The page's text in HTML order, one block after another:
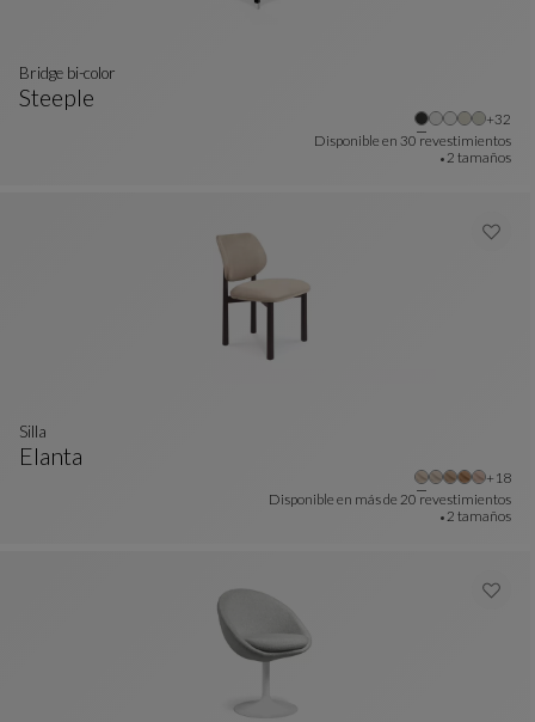
Steeple
Bridge bi-color
+32Otros
Disponible en 30 revestimientos
2 tamaños
Elanta
silla
+18Otros
Disponible en más de 20 revestimientos
2 tamaños